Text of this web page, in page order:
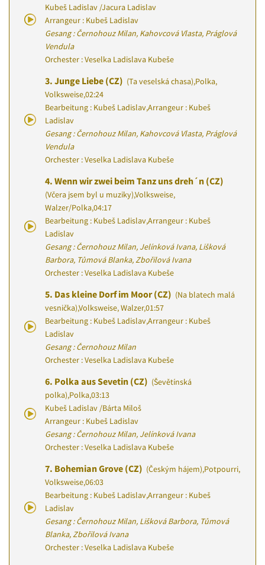
Kubeš Ladislav /Jacura Ladislav
Arrangeur : Kubeš Ladislav
Gesang : Černohouz Milan, Kahovcová Vlasta, Práglová
Vendula
Orchester : Veselka Ladislava Kubeše
3. Junge Liebe (CZ) (Ta veselská chasa),Polka,
Volksweise,02:24
Bearbeitung : Kubeš Ladislav,Arrangeur : Kubeš
Ladislav
Gesang : Černohouz Milan, Kahovcová Vlasta, Práglová
Vendula
Orchester : Veselka Ladislava Kubeše
4. Wenn wir zwei beim Tanz uns dreh´n (CZ)
(Včera jsem byl u muziky),Volksweise,
Walzer/Polka,04:17
Bearbeitung : Kubeš Ladislav,Arrangeur : Kubeš
Ladislav
Gesang : Černohouz Milan, Jelínková Ivana, Lišková
Barbora, Tůmová Blanka, Zbořilová Ivana
Orchester : Veselka Ladislava Kubeše
5. Das kleine Dorf im Moor (CZ) (Na blatech malá
vesnička),Volksweise, Walzer,01:57
Bearbeitung : Kubeš Ladislav,Arrangeur : Kubeš
Ladislav
Gesang : Černohouz Milan
Orchester : Veselka Ladislava Kubeše
6. Polka aus Sevetin (CZ) (Ševětínská
polka),Polka,03:13
Kubeš Ladislav /Bárta Miloš
Arrangeur : Kubeš Ladislav
Gesang : Černohouz Milan, Jelínková Ivana
Orchester : Veselka Ladislava Kubeše
7. Bohemian Grove (CZ) (Českým hájem),Potpourri,
Volksweise,06:03
Bearbeitung : Kubeš Ladislav,Arrangeur : Kubeš
Ladislav
Gesang : Černohouz Milan, Lišková Barbora, Tůmová
Blanka, Zbořilová Ivana
Orchester : Veselka Ladislava Kubeše